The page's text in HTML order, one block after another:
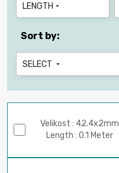
LENGTH 
Sort by:
SELECT 
Velikost : 42.4x2mm
Length : 0.1 Meter